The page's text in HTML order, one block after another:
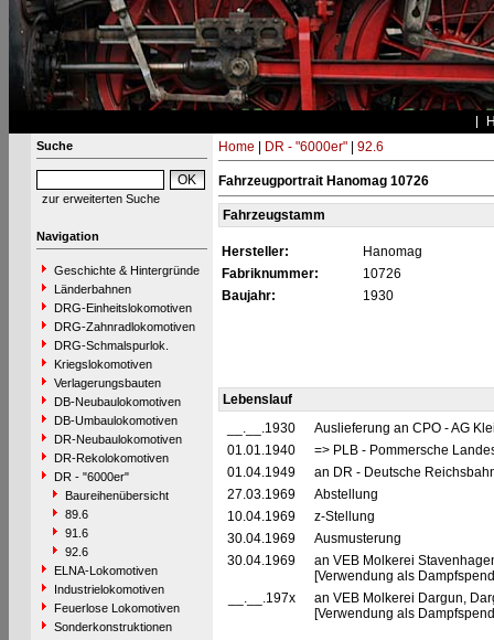
Suche
zur erweiterten Suche
Navigation
Geschichte & Hintergründe
Länderbahnen
DRG-Einheitslokomotiven
DRG-Zahnradlokomotiven
DRG-Schmalspurlok.
Kriegslokomotiven
Verlagerungsbauten
DB-Neubaulokomotiven
DB-Umbaulokomotiven
DR-Neubaulokomotiven
DR-Rekolokomotiven
DR - "6000er"
Baureihenübersicht
89.6
91.6
92.6
ELNA-Lokomotiven
Industrielokomotiven
Feuerlose Lokomotiven
Sonderkonstruktionen
Home DR - "6000er"| 92.6
Fahrzeugportrait Hanomag 10726
Fahrzeugstamm
Hersteller:
Hanomag
Fabriknummer:
10726
Baujahr:
1930
Lebenslauf
__.__.1930
Auslieferung an CPO - AG
01.01.1940
=> PLB - Pommersche
01.04.1949
an DR - Deutsche
27.03.1969
Abstellung
10.04.1969
z-Stellung
30.04.1969
Ausmusterung
30.04.1969
an VEB Molkerei
[Verwendung als
__.__.197x
an VEB Molkerei Dargun,
[Verwendung als